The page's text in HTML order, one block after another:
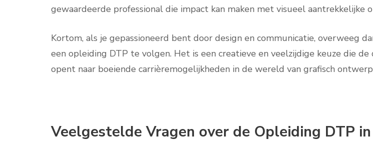
gewaardeerde professional die impact kan maken met visueel aantrekkelijke
Kortom, als je gepassioneerd bent door design en communicatie, overweeg
een opleiding DTP te volgen. Het is een creatieve en veelzijdige keuze die de
opent naar boeiende carrièremogelijkheden in de wereld van grafisch
Veelgestelde Vragen over de Opleiding DTP